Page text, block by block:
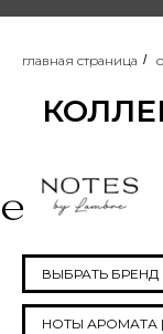
главная страница /
ВЫБРАТЬ БРЕНД
НОТЫ АРОМАТА